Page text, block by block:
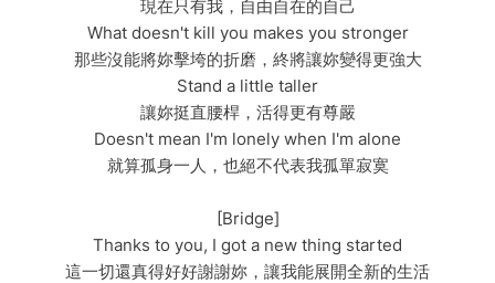
現在只有我，自由自在的自己
What doesn't kill you makes you stronger
那些沒能將妳擊垮的折磨，終將讓妳變得更強大
Stand a little taller
讓妳挺直腰桿，活得更有尊嚴
Doesn't mean I'm lonely when I'm alone
就算孤身一人，也絕不代表我孤單寂寞
[Bridge]
Thanks to you, I got a new thing started
這一切還真得好好謝謝妳，讓我能展開全新的生活